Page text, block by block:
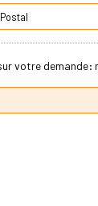
votre